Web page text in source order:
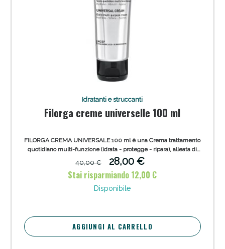
Idratanti e struccanti
Filorga creme universelle 100 ml
FILORGA CREMA UNIVERSALE 100 ml è una Crema trattamento
quotidiano multi-funzione (idrata - protegge - ripara), alleata di
tutta la famiglia.
40,00 €
28,00 €
Stai risparmiando 12,00 €
Disponibile
AGGIUNGI AL CARRELLO